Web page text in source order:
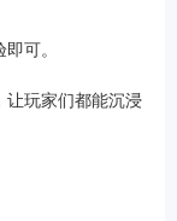
可。
让玩家们都能沉浸